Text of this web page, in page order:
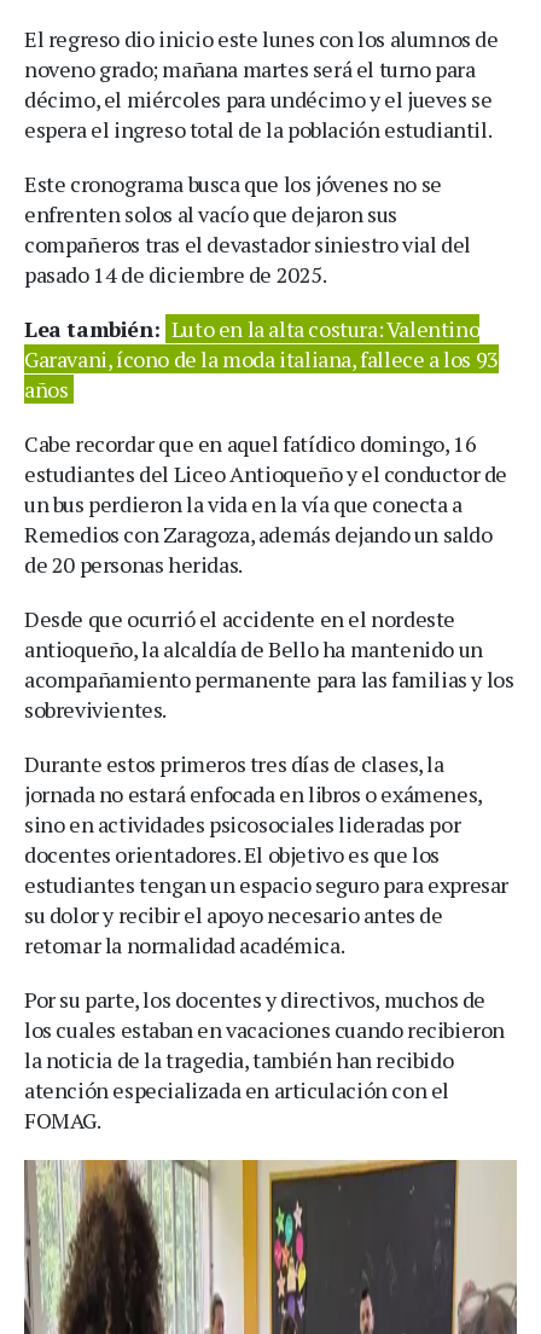
El regreso dio inicio este lunes con los alumnos de
noveno grado; mañana martes será el turno para
décimo, el miércoles para undécimo y el jueves se
espera el ingreso total de la población estudiantil.
Este cronograma busca que los jóvenes no se
enfrenten solos al vacío que dejaron sus
compañeros tras el devastador siniestro vial del
pasado 14 de diciembre de 2025.
Lea también: Luto en la alta costura: Valentino
Garavani, ícono de la moda italiana, fallece a los 93
años
Cabe recordar que en aquel fatídico domingo, 16
estudiantes del Liceo Antioqueño y el conductor de
un bus perdieron la vida en la vía que conecta a
Remedios con Zaragoza, además dejando un saldo
de 20 personas heridas.
Desde que ocurrió el accidente en el nordeste
antioqueño, la alcaldía de Bello ha mantenido un
acompañamiento permanente para las familias y los
sobrevivientes.
Durante estos primeros tres días de clases, la
jornada no estará enfocada en libros o exámenes,
sino en actividades psicosociales lideradas por
docentes orientadores. El objetivo es que los
estudiantes tengan un espacio seguro para expresar
su dolor y recibir el apoyo necesario antes de
retomar la normalidad académica.
Por su parte, los docentes y directivos, muchos de
los cuales estaban en vacaciones cuando recibieron
la noticia de la tragedia, también han recibido
atención especializada en articulación con el
FOMAG.